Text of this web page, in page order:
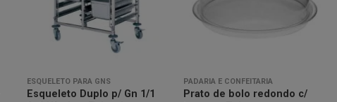
lista de
desejos
ESQUELETO PARA GNS
Esqueleto Duplo p/ Gn 1/1
lista de
PADARIA E CONFEITARIA
Prato de bolo redondo c/